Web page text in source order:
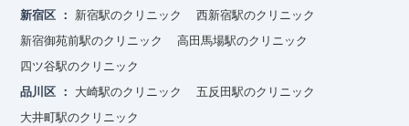
新宿区
新宿駅のクリニック
西新宿駅のクリニック
新宿御苑前駅のクリニック
高田馬場駅のクリニック
四ツ谷駅のクリニック
品川区
大崎駅のクリニック
五反田駅のクリニック
大井町駅のクリニック